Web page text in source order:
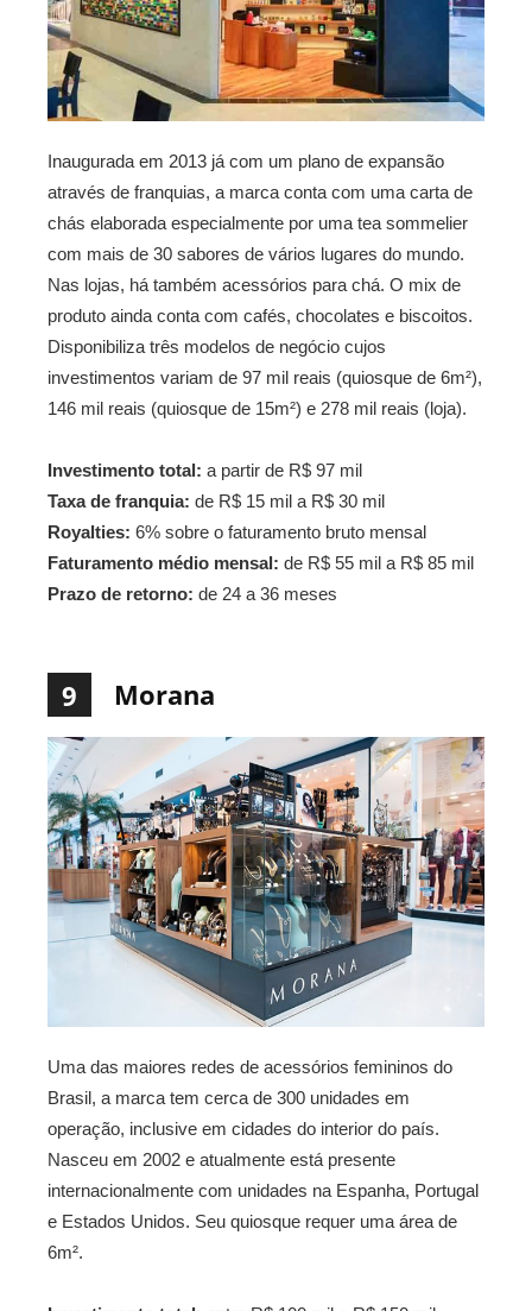
Inaugurada em 2013 já com um plano de expansão
através de franquias, a marca conta com uma carta de
chás elaborada especialmente por uma tea sommelier
com mais de 30 sabores de vários lugares do mundo.
Nas lojas, há também acessórios para chá. O mix de
produto ainda conta com cafés, chocolates e biscoitos.
Disponibiliza três modelos de negócio cujos
investimentos variam de 97 mil reais (quiosque de 6m²),
146 mil reais (quiosque de 15m²) e 278 mil reais (loja).
Investimento total: a partir de R$ 97 mil
Taxa de franquia: de R$ 15 mil a R$ 30 mil
Royalties: 6% sobre o faturamento bruto mensal
Faturamento médio mensal: de R$ 55 mil a R$ 85 mil
Prazo de retorno: de 24 a 36 meses
9 Morana
Uma das maiores redes de acessórios femininos do
Brasil, a marca tem cerca de 300 unidades em
operação, inclusive em cidades do interior do país.
Nasceu em 2002 e atualmente está presente
internacionalmente com unidades na Espanha, Portugal
e Estados Unidos. Seu quiosque requer uma área de
6m².